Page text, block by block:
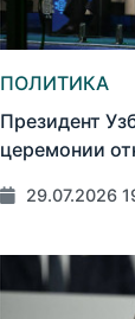
ПОЛИТИКА
Президент
церемонии
29.07.2026